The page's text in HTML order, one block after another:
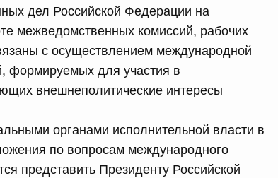
дел Российской Федерации на
межведомственных комиссий, рабочих
с осуществлением международной
формируемых для участия в
внешнеполитические интересы
органами исполнительной власти в
по вопросам международного
представить Президенту Российской
г. № 922
в сфере
г. № 917
от 27 октября 2021